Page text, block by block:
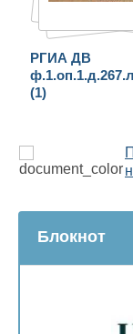
РГИА ДВ
(1)
Блокнот